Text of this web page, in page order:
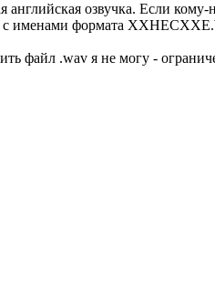
озвучка. Если кому-
с именами формата
.wav я не могу -